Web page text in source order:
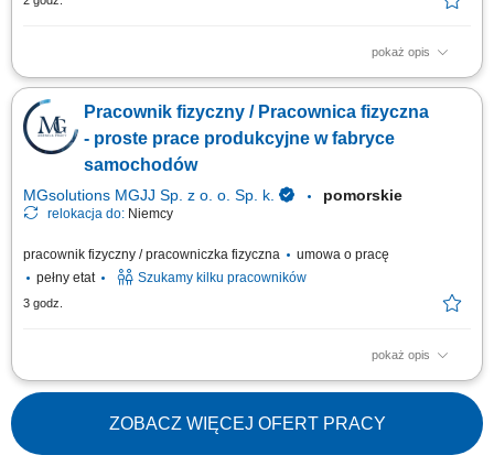
pokaż opis
Zakres obowiązków: realizacja wsparcia technicznego w obszarze
SMT/CBA, przygotowanie i utrzymanie stanowisk produkcyjnych,
wymiana materiałów eksploatacyjnych oraz konserwacja urządzeń,
pomoc w przezbrojeniach i ustawieniach maszyn, wsparcie działu
utrzymania ruchu w pracach serwisowych,...
Pracownik fizyczny / Pracownica fizyczna
- proste prace produkcyjne w fabryce
samochodów
MGsolutions MGJJ Sp. z o. o. Sp. k. pomorskie
relokacja do: Niemcy
pracownik fizyczny / pracowniczka fizyczna
umowa o pracę
pełny etat
Szukamy kilku pracowników
3 godz.
pokaż opis
Zadania Przygotowywanie i kompletowanie części oraz wyposażenia dla
branży motoryzacyjnej. Realizacja prostych, powtarzalnych prac
wspomagających procesy produkcyjne. Składanie, układanie oraz
pakowanie wyprodukowanych materiałów.
ZOBACZ WIĘCEJ OFERT PRACY